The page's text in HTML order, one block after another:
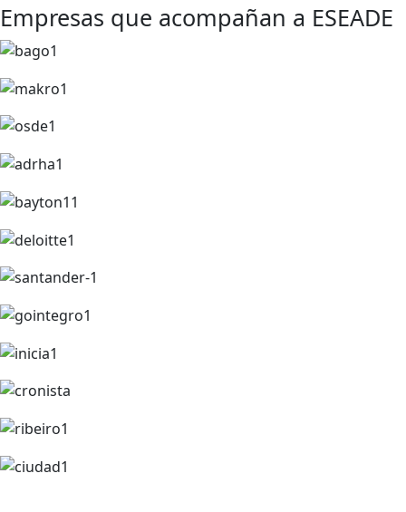
Empresas que acompañan a ESEADE